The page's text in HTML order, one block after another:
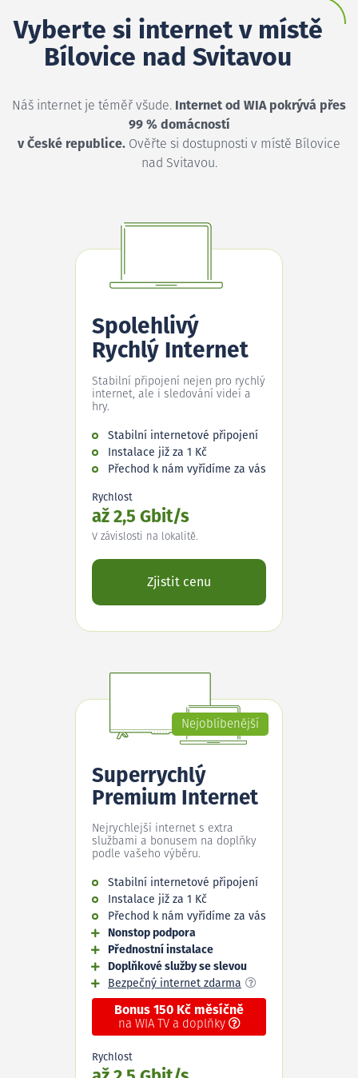
Vyberte si internet v místě
Bílovice nad Svitavou
Náš internet je téměř všude. Internet od WIA pokrývá přes
99 % domácností
v České republice. Ověřte si dostupnosti v místě Bílovice
nad Svitavou.
Spolehlivý
Rychlý Internet
Stabilní připojení nejen pro rychlý
internet, ale i sledování videí a
hry.
Stabilní internetové připojení
Instalace již za 1 Kč
Přechod k nám vyřídíme za vás
Rychlost
až 2,5 Gbit/s
V závislosti na lokalitě.
Zjistit cenu
Nejoblíbenější
Superrychlý
Premium Internet
Nejrychlejší internet s extra
službami a bonusem na doplňky
podle vašeho výběru.
Stabilní internetové připojení
Instalace již za 1 Kč
Přechod k nám vyřídíme za vás
Nonstop podpora
Přednostní instalace
Doplňkové služby se slevou
Bezpečný internet zdarma
Bonus 150 Kč měsíčně
na WIA TV a doplňky
Rychlost